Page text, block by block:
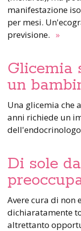
manifestazione
per mesi.
previsione. »
Glicemia
un
Una glicemia che
anni richiede un
Di sole
Avere cura di non
dichiaratamente
altrettanto